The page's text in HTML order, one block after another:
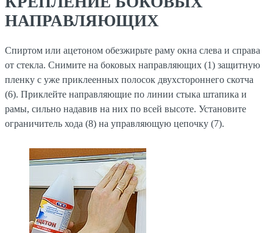
НАПРАВЛЯЮЩИХ
Спиртом или ацетоном обезжирьте раму окна слева и справа
от стекла. Снимите на боковых направляющих (1) защитную
пленку с уже приклеенных полосок двухстороннего скотча
(6). Приклейте направляющие по линии стыка штапика и
рамы, сильно надавив на них по всей высоте. Установите
ограничитель хода (8) на управляющую цепочку (7).